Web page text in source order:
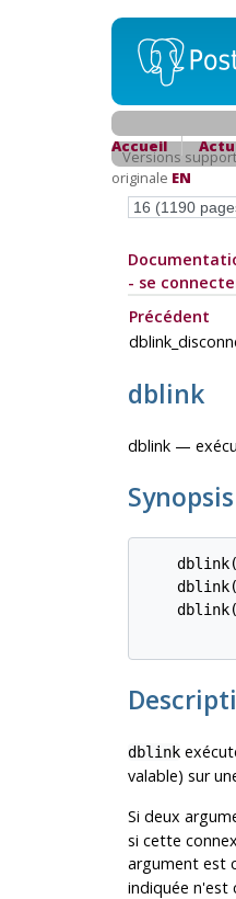
Accueil
Versions
originale EN
- se
Précédent
dblink
dblink —
Synopsis
dblink
valable) sur
Si deux
si cette
argument est
indiquée n'est